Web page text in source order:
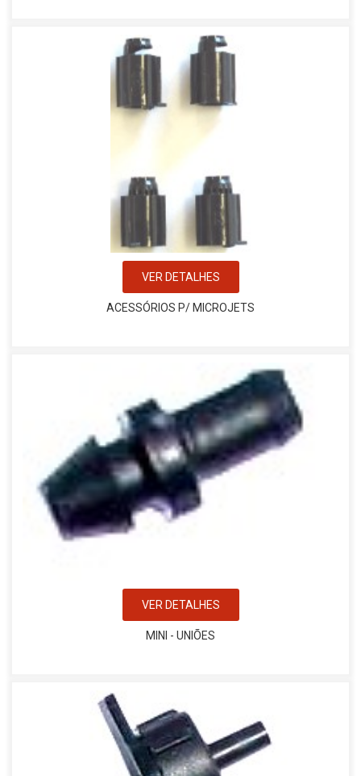
VER DETALHES
ACESSÓRIOS P/ MICROJETS
VER DETALHES
MINI - UNIÕES